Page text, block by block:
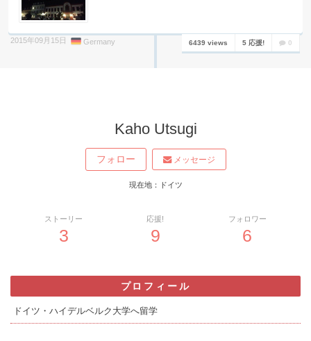
2015年09月15日 Germany 6439 views 5 応援! 0
Kaho Utsugi
フォロー メッセージ
現在地：ドイツ
ストーリー
3
応援!
9
フォロワー
6
プロフィール
ドイツ・ハイデルベルク大学へ留学